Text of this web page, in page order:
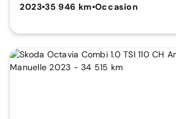
2023•35 946 km•Occasion